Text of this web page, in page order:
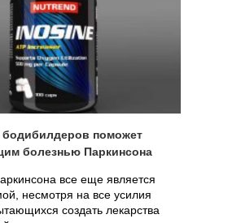
бодибилдеров поможет
болезнью Паркинсона
все еще является
несмотря на все усилия
создать лекарства